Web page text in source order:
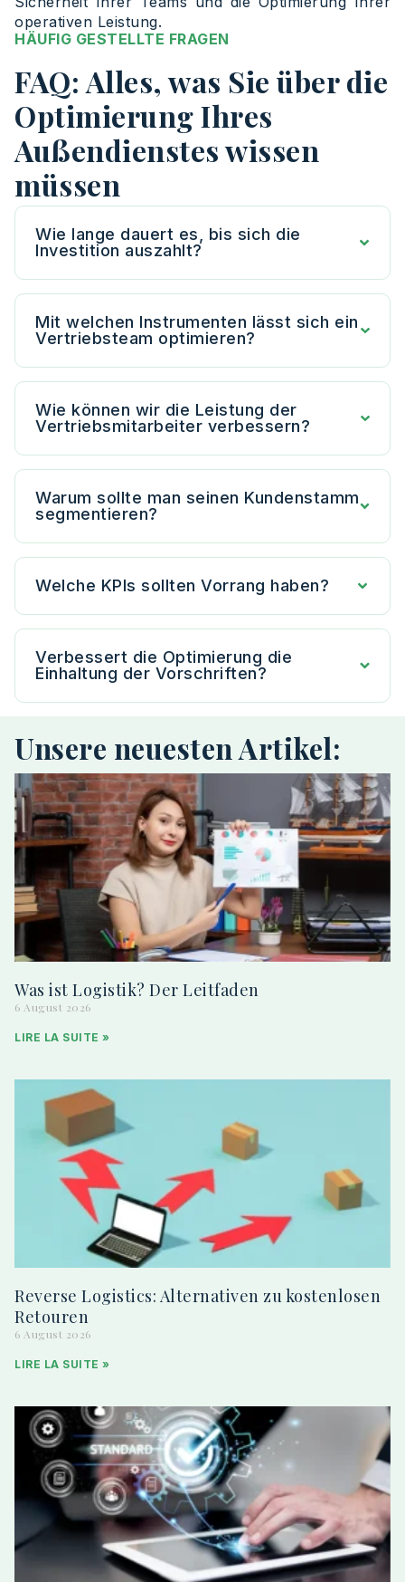
operativen Leistung.
HÄUFIG GESTELLTE FRAGEN
FAQ: Alles, was Sie über die
Optimierung Ihres
Außendienstes wissen
müssen
Wie lange dauert es, bis sich die
Investition auszahlt?
Mit welchen Instrumenten lässt sich ein
Vertriebsteam optimieren?
Wie können wir die Leistung der
Vertriebsmitarbeiter verbessern?
Warum sollte man seinen Kundenstamm
segmentieren?
Welche KPIs sollten Vorrang haben?
Verbessert die Optimierung die
Einhaltung der Vorschriften?
Unsere neuesten Artikel:
Was ist Logistik? Der Leitfaden
6 August 2026
LIRE LA SUITE »
Reverse Logistics: Alternativen zu kostenlosen
Retouren
6 August 2026
LIRE LA SUITE »